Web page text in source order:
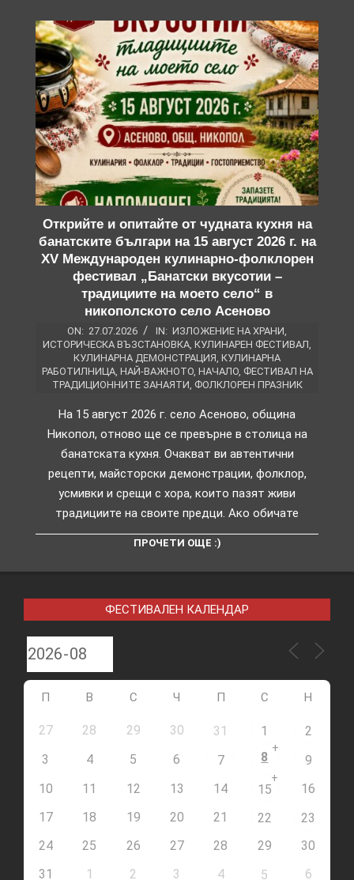
Открийте и опитайте от чудната кухня на
банатските българи на 15 август 2026 г. на
XV Международен кулинарно-фолклорен
фестивал „Банатски вкусотии –
традициите на моето село“ в
никополското село Асеново
ON: 27.07.2026 IN: ИЗЛОЖЕНИЕ НА ХРАНИ
ИСТОРИЧЕСКА ВЪЗСТАНОВКА КУЛИНАРЕН ФЕСТИВАЛ
КУЛИНАРНА ДЕМОНСТРАЦИЯ КУЛИНАРНА
РАБОТИЛНИЦА, НАЙ-ВАЖНОТО, НАЧАЛО, ФЕСТИВАЛ НА
ТРАДИЦИОННИТЕ ЗАНАЯТИ ФОЛКЛОРЕН ПРАЗНИК
На 15 август 2026 г. село Асеново, община
Никопол, отново ще се превърне в столица на
банатската кухня. Очакват ви автентични
рецепти, майсторски демонстрации, фолклор,
усмивки и срещи с хора, които пазят живи
традициите на своите предци. Ако обичате
ПРОЧЕТИ ОЩЕ :)
ФЕСТИВАЛЕН КАЛЕНДАР
П В С Ч П С Н
27 28 29 30 31 1
2
3
4 5 6 7 8
+
9
10
11 12 13 14 15
+
16
17
18 19 20 21 22
23
24
25 26 27 28 29
30
31
1 2 3 4 5 6